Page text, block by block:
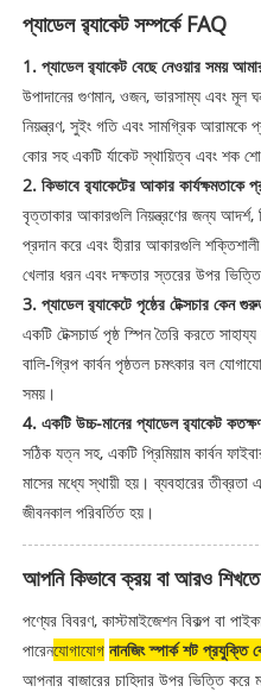
প্যাডেল র‌্যাকেট সম্পর্কে FAQ
1. প্যাডেল র‌্যাকেট বেছে নেওয়ার সময়
উপাদানের গুণমান, ওজন, ভারসাম্য এবং মূল
নিয়ন্ত্রণ, সুইং গতি এবং সামগ্রিক আরামকে
কোর সহ একটি র্যাকেট স্থায়িত্ব এবং শক
2. কিভাবে র‌্যাকেটের আকার কার্যক্ষমতাকে
বৃত্তাকার আকারগুলি নিয়ন্ত্রণের জন্য আদর্শ,
প্রদান করে এবং হীরার আকারগুলি
খেলার ধরন এবং দক্ষতার স্তরের উপর
3. প্যাডেল র‌্যাকেটে পৃষ্ঠের টেক্সচার কেন
একটি টেক্সচার্ড পৃষ্ঠ স্পিন তৈরি করতে
বালি-গ্রিপ কার্বন পৃষ্ঠতল চমৎকার বল
সময়।
4. একটি উচ্চ-মানের প্যাডেল র‌্যাকেট
সঠিক যত্ন সহ, একটি প্রিমিয়াম কার্বন
মাসের মধ্যে স্থায়ী হয়। ব্যবহারের
জীবনকাল পরিবর্তিত হয়।
আপনি কিভাবে ক্রয় বা আরও শিখতে
পণ্যের বিবরণ, কাস্টমাইজেশন বিকল্প বা
পারেনযোগাযোগ নানজিং স্পার্ক শট প্রযুক্তি
আপনার বাজারের চাহিদার উপর ভিত্তি করে